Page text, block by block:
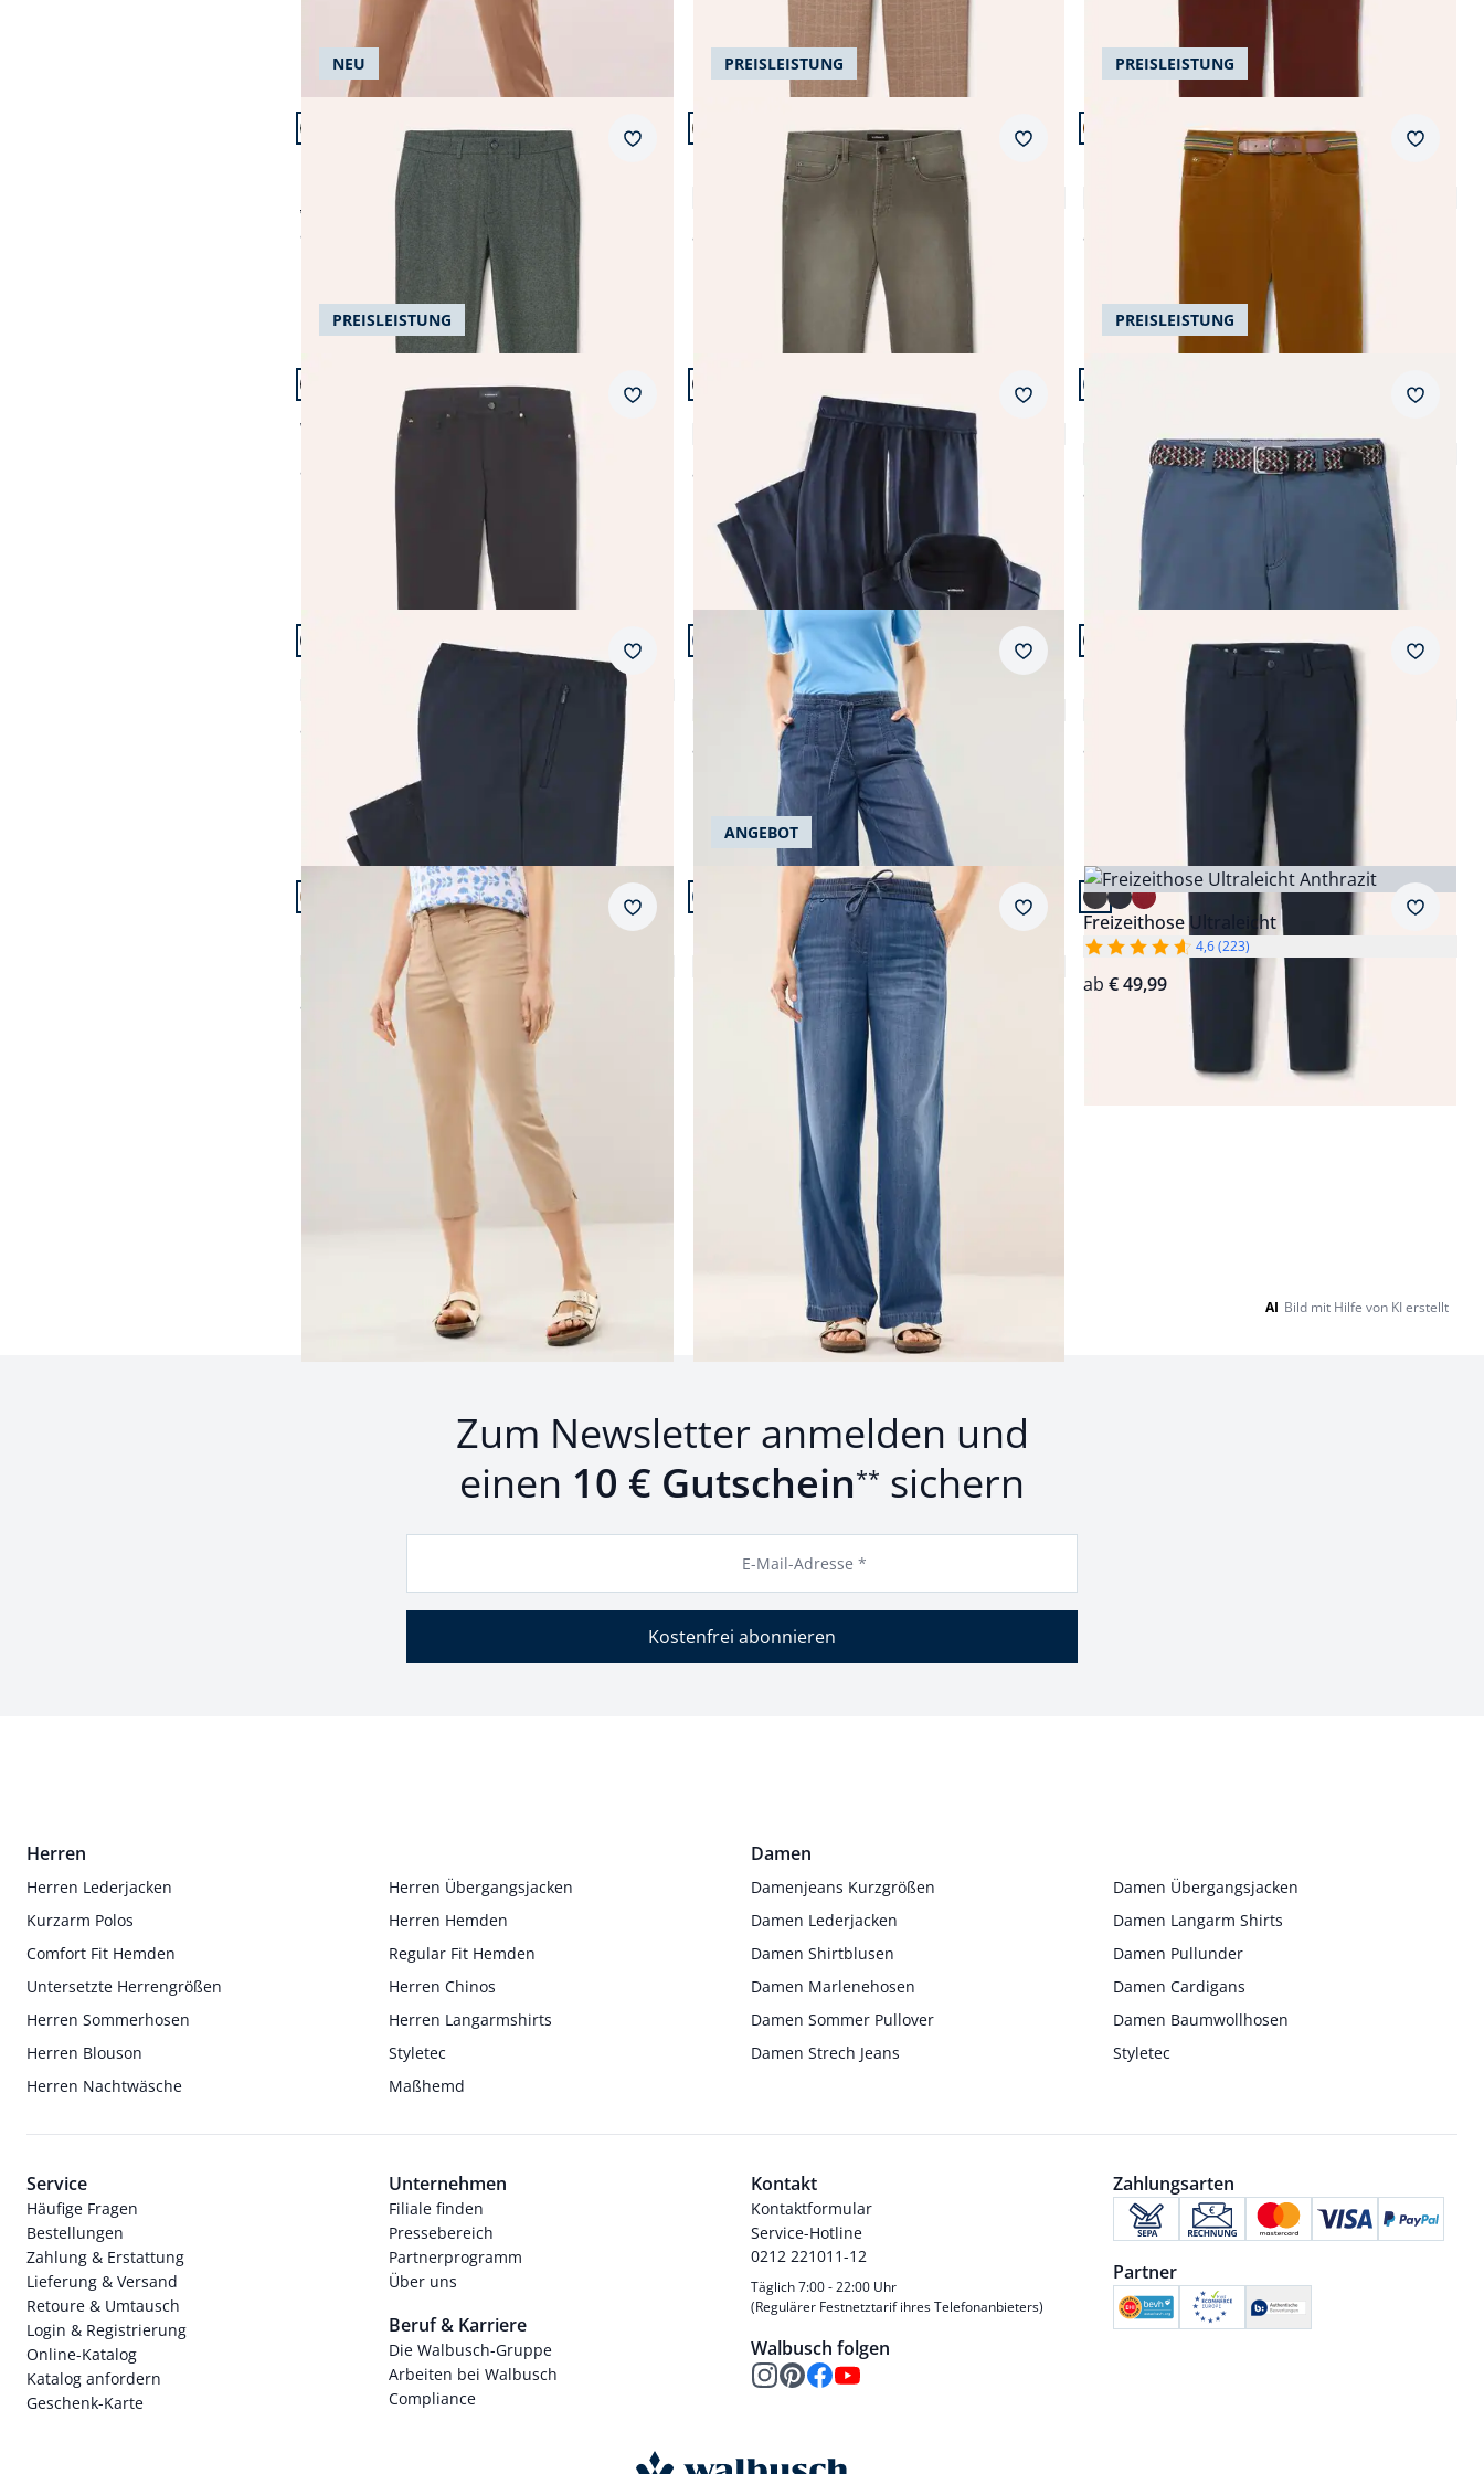
Artikel 13 von 24.
Passform Modern Fit.
NEU
Modern Fit
Bügelfreie Chino aus Leichtflanell
ab € 109,99
ab (-9%)
Merkzettel
Artikel 14 von 24.
Passform Regular Fit.
PREISLEISTUNG
Regular Fit
Husky-Jeans Five Pocket
ab
Merkzettel
Artikel 15 von 24.
Passform Regular Fit.
PREISLEISTUNG
Regular Fit
Gürtel-Cord Five-Pocket
ab
Artikel 16 von 24.
Passform Regular Fit.
PREISLEISTUNG
Regular Fit
Wärmende Five Pocket
ab
Merkzettel
Artikel 17 von 24.
Freizeitanzug Sommerleicht
4,5 (219)
ab
Merkzettel
Artikel 18 von 24.
Passform Regular Fit.
PREISLEISTUNG
Regular Fit
4,8 (139)
ab € 89,99
Artikel 19 von 24.
Freizeithose Extraglatt
4,5 (147)
ab
Merkzettel
Artikel 20 von 24.
Passform Regular Fit.
Regular Fit
Bermudas aus Denim
4,8 (8)
ab
Merkzettel
Artikel 21 von 24.
Passform Modern Fit.
Modern Fit
Macht-Alles-Mit Hose 2.0
ab
Artikel 22 von 24.
Passform Regular Fit.
Regular Fit
Capri aus Baumwollmix
4,1 (21)
ab € 79,99
Merkzettel
Artikel 23 von 24.
Passform Regular Fit.
ANGEBOT
Regular Fit
Kombi Denim
4,1 (10)
Einzelpreis ab € 99,99
Merkzettel
Artikel 24 von 24.
Freizeithose Ultraleicht
4,6 (223)
ab € 49,99
Seite 1 geladen. Zeige Produkte 1 bis 24 von 148. 24 von 148
Zurück Weiter
AI Bild mit Hilfe von KI erstellt
Zum Newsletter anmelden und
einen 10 € Gutschein** sichern
E-Mail-Adresse *
Kostenfrei abonnieren
Herren
Herren Lederjacken
Herren Übergangsjacken
Kurzarm Polos
Herren Hemden
Comfort Fit Hemden
Regular Fit Hemden
Untersetzte Herrengrößen
Herren Chinos
Herren Sommerhosen
Herren Langarmshirts
Herren Blouson
Styletec
Herren Nachtwäsche
Maßhemd
Damen
Damenjeans Kurzgrößen
Damen Übergangsjacken
Damen Lederjacken
Damen Langarm Shirts
Damen Shirtblusen
Damen Pullunder
Damen Marlenehosen
Damen Cardigans
Damen Sommer Pullover
Damen Baumwollhosen
Damen Strech Jeans
Styletec
Service
Häufige Fragen
Bestellungen
Zahlung & Erstattung
Lieferung & Versand
Retoure & Umtausch
Login & Registrierung
Online-Katalog
Katalog anfordern
Geschenk-Karte
Unternehmen
Filiale finden
Pressebereich
Partnerprogramm
Über uns
Beruf & Karriere
Die Walbusch-Gruppe
Arbeiten bei Walbusch
Compliance
Kontakt
Kontaktformular
Service-Hotline
0212 221011-12
Täglich 7:00 - 22:00 Uhr
(Regulärer Festnetztarif ihres Telefonanbieters)
Walbusch folgen
Zahlungsarten
Partner